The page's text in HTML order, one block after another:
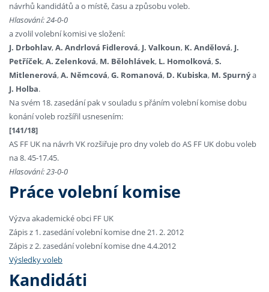
návrhů kandidátů a o místě, času a způsobu voleb.
Hlasování: 24-0-0
a zvolil volební komisi ve složení:
J. Drbohlav,A. Andrlová Fidlerová, J. Valkoun, K. Andělová, J.
Petříček,A. Zelenková, M. Bělohlávek, L. Homolková,S.
Mitlenerová,A. Němcová,G. Romanová, D. Kubiska, M. Spurnýa
J. Holba.
Na svém 18. zasedání pak v souladu s přáním volební komise dobu
konání voleb rozšířil usnesením:
[141/18]
AS FF UK na návrh VK rozšiřuje pro dny voleb do AS FF UK dobu voleb
na 8. 45-17.45.
Hlasování: 23-0-0
Práce volební komise
Výzva akademické obci FF UK
Zápis z 1. zasedání volební komise dne 21. 2. 2012
Zápis z 2. zasedání volební komise dne 4.4.2012
Výsledky voleb
Kandidáti